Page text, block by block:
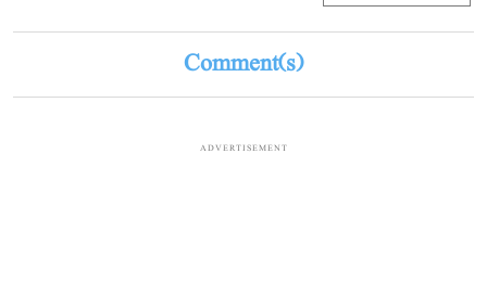
Comment(s)
ADVERTISEMENT